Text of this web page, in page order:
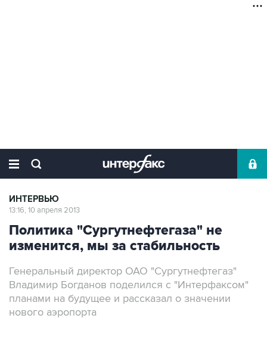
ИНТЕРВЬЮ
13:16, 10 апреля 2013
Политика "Сургутнефтегаза" не
изменится, мы за стабильность
Генеральный директор ОАО "Сургутнефтегаз"
Владимир Богданов поделился с "Интерфаксом"
планами на будущее и рассказал о значении
нового аэропорта